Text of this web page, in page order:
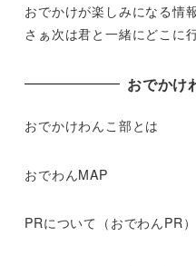
おでかけが楽しみになる情
さぁ次は君と一緒にどこに
おでかけ
おでかけわんこ部とは
おでわんMAP
PRについて（おでわんPR）